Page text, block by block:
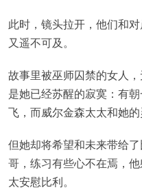
此时，镜头拉开，他们和
又遥不可及。
故事里被巫师囚禁的女人
是她已经苏醒的寂寞：有
飞，而威尔金森太太和她的
但她却将希望和未来带给
哥，练习有些心不在焉，
太安慰比利。